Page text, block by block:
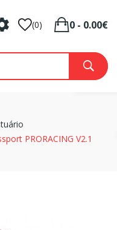
(0) 0 - 0.00€
PRORACING V2.1